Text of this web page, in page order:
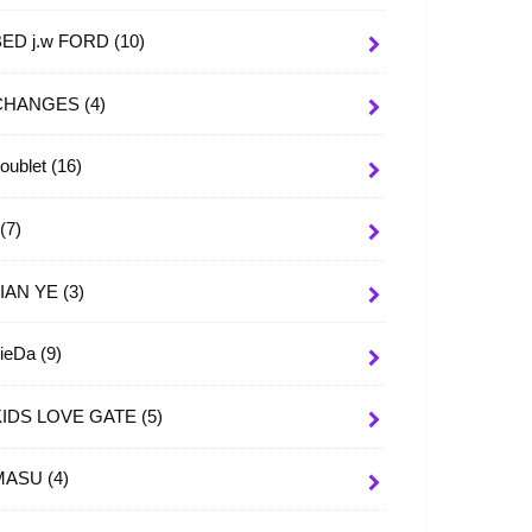
j.w FORD (10)
(4)
(16)
(7)
YE (3)
(9)
LOVE GATE (5)
(4)